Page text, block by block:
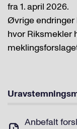
fra 1. april 2026.
Øvrige endringer
hvor Riksmekler
Anbefalt